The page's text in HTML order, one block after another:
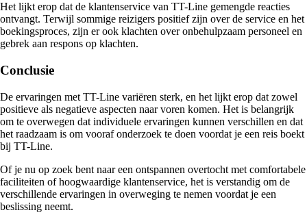
Het lijkt erop dat de klantenservice van TT-Line gemengde reacties
ontvangt. Terwijl sommige reizigers positief zijn over de service en het
boekingsproces, zijn er ook klachten over onbehulpzaam personeel en
gebrek aan respons op klachten.
Conclusie
De ervaringen met TT-Line variëren sterk, en het lijkt erop dat zowel
positieve als negatieve aspecten naar voren komen. Het is belangrijk
om te overwegen dat individuele ervaringen kunnen verschillen en dat
het raadzaam is om vooraf onderzoek te doen voordat je een reis boekt
bij TT-Line.
Of je nu op zoek bent naar een ontspannen overtocht met comfortabele
faciliteiten of hoogwaardige klantenservice, het is verstandig om de
verschillende ervaringen in overweging te nemen voordat je een
beslissing neemt.